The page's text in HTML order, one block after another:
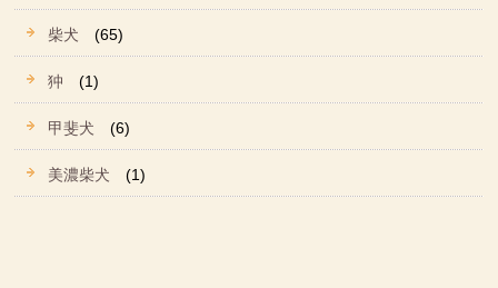
柴犬 (65)
狆 (1)
甲斐犬 (6)
美濃柴犬 (1)